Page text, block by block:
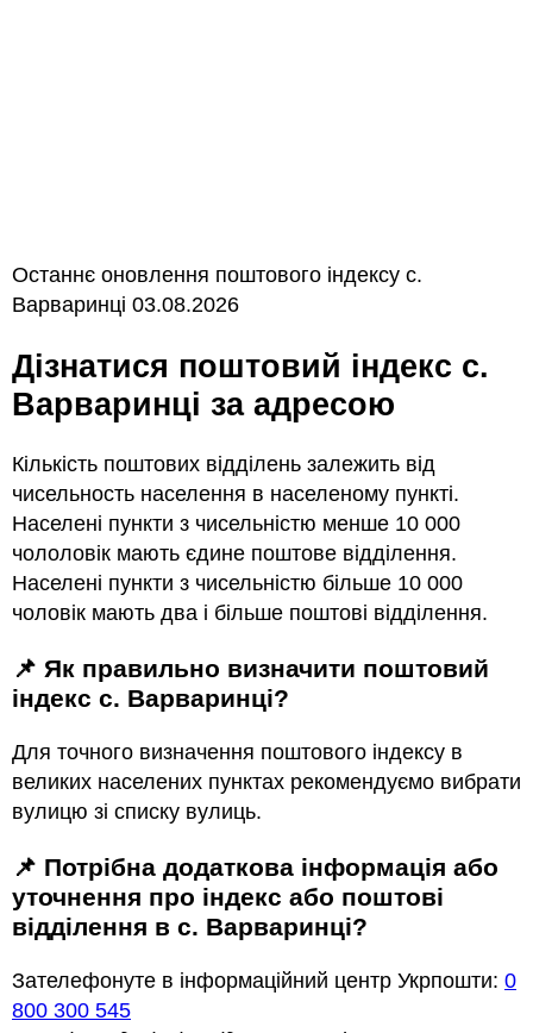
Останнє оновлення поштового індексу с.
Варваринці 03.08.2026
Дізнатися поштовий індекс с.
Варваринці за адресою
Кількість поштових відділень залежить від
чисельность населення в населеному пункті.
Населені пункти з чисельністю менше 10 000
чололовік мають єдине поштове відділення.
Населені пункти з чисельністю більше 10 000
чоловік мають два і більше поштові відділення.
📌 Як правильно визначити поштовий
індекс с. Варваринці?
Для точного визначення поштового індексу в
великих населених пунктах рекомендуємо вибрати
вулицю зі списку вулиць.
📌 Потрібна додаткова інформація або
уточнення про індекс або поштові
відділення в с. Варваринці?
Зателефонуте в інформаційний центр Укрпошти: 0
800 300 545